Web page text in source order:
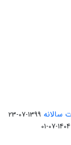
سالانه 1399-07-23
1404-07-01